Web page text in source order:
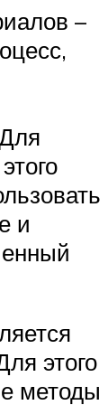
–
и
этого
методы